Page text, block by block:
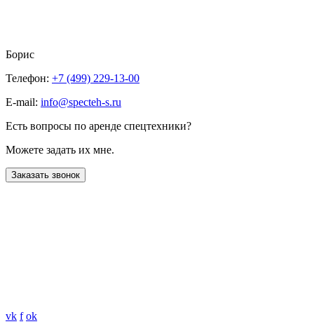
Борис
Телефон: +7 (499) 229-13-00
E-mail: info@specteh-s.ru
Есть вопросы по аренде спецтехники?
Можете задать их мне.
Заказать звонок
vk f ok